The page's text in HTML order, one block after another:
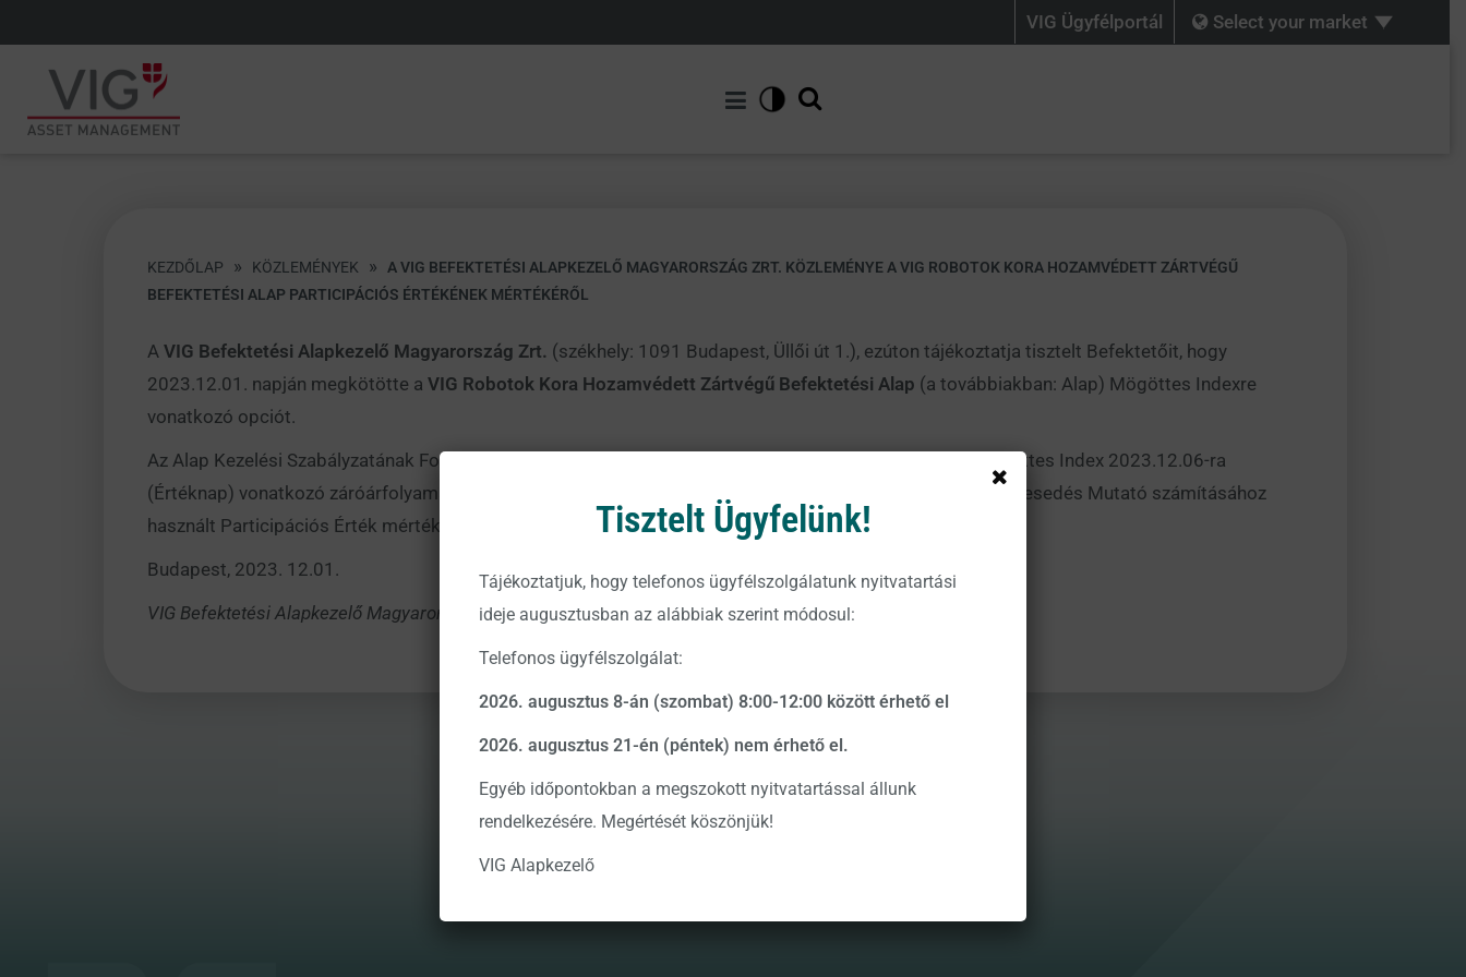
VIG Ügyfélportál Select your market
KEZDŐLAP » KÖZLEMÉNYEK » A VIG BEFEKTETÉSI ALAPKEZELŐ MAGYARORSZÁG ZRT. KÖZLEMÉNYE A VIG ROBOTOK KORA HOZAMVÉDETT ZÁRTVÉGŰ
BEFEKTETÉSI ALAP PARTICIPÁCIÓS ÉRTÉKÉNEK MÉRTÉKÉRŐL
A VIG Befektetési Alapkezelő Magyarország Zrt. (székhely: 1091 Budapest, Üllői út 1.), ezúton tájékoztatja tisztelt Befektetőit, hogy
2023.12.01. napján megkötötte a VIG Robotok Kora Hozamvédett Zártvégű Befektetési Alap (a továbbiakban: Alap) Mögöttes Indexre
vonatkozó opciót.
Az Alap Kezelési Szabályzatának Fogalmak fejezetében foglaltak alapján az index kezdő árfolyama a Mögöttes Index 2023.12.06-ra
(Értéknap) vonatkozó záróárfolyama. A Kezelési Szabályzat 12. pontjában meghatározott Teljesítményrészesedés Mutató számításához
használt Participációs Érték mértéke: 130%.
Budapest, 2023. 12.01.
VIG Befektetési Alapkezelő Magyarország Zrt.
Tisztelt Ügyfelünk!
Tájékoztatjuk, hogy telefonos ügyfélszolgálatunk nyitvatartási
ideje augusztusban az alábbiak szerint módosul:
Telefonos ügyfélszolgálat:
2026. augusztus 8-án (szombat) 8:00-12:00 között érhető el
2026. augusztus 21-én (péntek) nem érhető el.
Egyéb időpontokban a megszokott nyitvatartással állunk
rendelkezésére. Megértését köszönjük!
VIG Alapkezelő